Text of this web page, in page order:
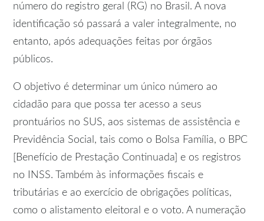
número do registro geral (RG) no Brasil. A nova
identificação só passará a valer integralmente, no
entanto, após adequações feitas por órgãos
públicos.
O objetivo é determinar um único número ao
cidadão para que possa ter acesso a seus
prontuários no SUS, aos sistemas de assistência e
Previdência Social, tais como o Bolsa Família, o BPC
[Benefício de Prestação Continuada] e os registros
no INSS. Também às informações fiscais e
tributárias e ao exercício de obrigações políticas,
como o alistamento eleitoral e o voto. A numeração